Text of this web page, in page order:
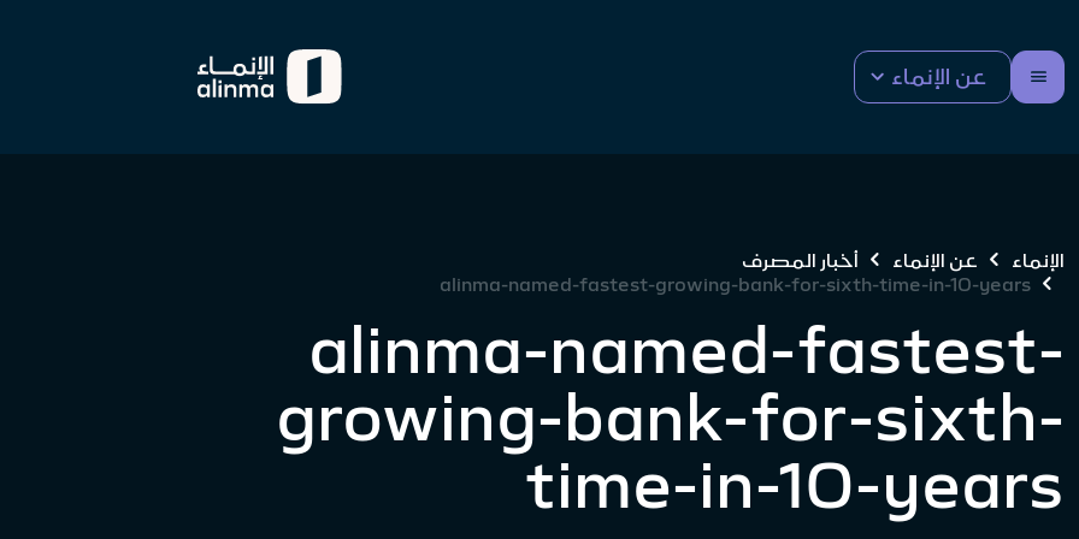
عن الإنماء
الإنماء عن الإنماء
أخبار المصرف
alinma-named-fastest-growing-bank-for-sixth-time-in-10-years
alinma-named-fastest-
growing-bank-for-sixth-
time-in-10-years